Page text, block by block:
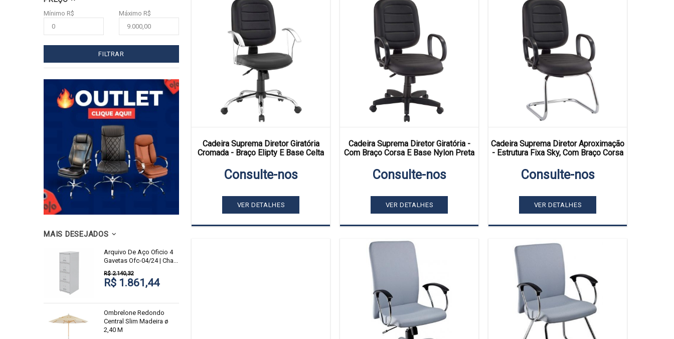
Mínimo R$ Máximo R$
FILTRAR
MAIS DESEJADOS
Arquivo De Aço Oficio 4
Gavetas Ofc-04/24 | Cha...
R$ 2.140,32
R$ 1.861,44
Ombrelone Redondo
Central Slim Madeira ø
2,40 M
Cadeira Suprema Diretor Giratória
Cromada - Braço Elipty E Base Celta
Consulte-nos
VER DETALHES
Cadeira Suprema Diretor Giratória -
Com Braço Corsa E Base Nylon Preta
Consulte-nos
VER DETALHES
Cadeira Suprema Diretor Aproximação
- Estrutura Fixa Sky, Com Braço Corsa
Consulte-nos
VER DETALHES